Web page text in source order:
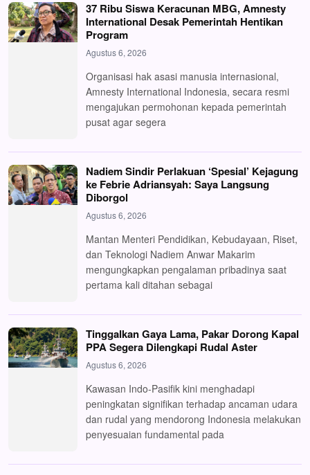
37 Ribu Siswa Keracunan MBG, Amnesty
International Desak Pemerintah Hentikan
Program
Agustus 6, 2026
Organisasi hak asasi manusia internasional,
Amnesty International Indonesia, secara resmi
mengajukan permohonan kepada pemerintah
pusat agar segera
Nadiem Sindir Perlakuan ‘Spesial’ Kejagung
ke Febrie Adriansyah: Saya Langsung
Diborgol
Agustus 6, 2026
Mantan Menteri Pendidikan, Kebudayaan, Riset,
dan Teknologi Nadiem Anwar Makarim
mengungkapkan pengalaman pribadinya saat
pertama kali ditahan sebagai
Tinggalkan Gaya Lama, Pakar Dorong Kapal
PPA Segera Dilengkapi Rudal Aster
Agustus 6, 2026
Kawasan Indo-Pasifik kini menghadapi
peningkatan signifikan terhadap ancaman udara
dan rudal yang mendorong Indonesia melakukan
penyesuaian fundamental pada